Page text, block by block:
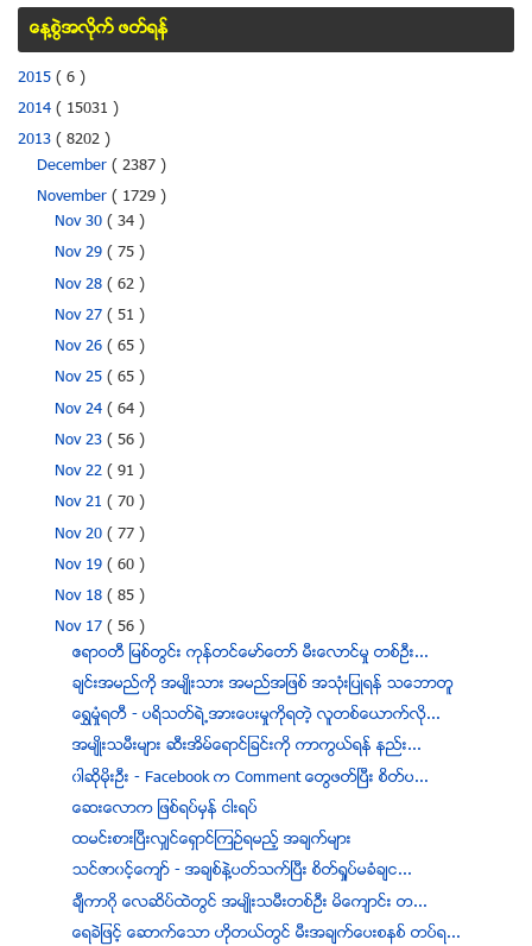
ေန႔စြဲအလိုက္ ဖတ္ရန္
2015 ( 6 )
2014 ( 15031 )
2013 ( 8202 )
December ( 2387 )
November ( 1729 )
Nov 30( 34 )
Nov 29( 75 )
Nov 28( 62 )
Nov 27( 51 )
Nov 26( 65 )
Nov 25( 65 )
Nov 24( 64 )
Nov 23( 56 )
Nov 22( 91 )
Nov 21( 70 )
Nov 20( 77 )
Nov 19( 60 )
Nov 18( 85 )
Nov 17( 56 )
ဧရာဝတီ ျမစ္တြင္း ကုန္တင္ေမာ္ေတာ္ မီးေလာင္မႈ တစ္ဦး...
ခ်င္းအမည္ကို အမ်ဳိးသား အမည္အျဖစ္ အသုံးျပဳရန္ သေဘာတူ
ေရႊမံႈရတီ - ပရိသတ္ရဲ႕အားေပးမႈကိုရတဲ့ လူတစ္ေယာက္လို...
အမ်ဳိးသမီးမ်ား ဆီးအိမ္ေရာင္ျခင္းကို ကာကြယ္ရန္ နည္း...
၀ါဆိုမိုးဦး - Facebook က Comment ေတြဖတ္ၿပီး စိတ္ပ...
ေဆးေလာက ျဖစ္ရပ္မွန္ ငါးရပ္
ထမင္းစားၿပီးလွ်င္ေရွာင္ၾကဥ္ရမည့္ အခ်က္မ်ား
သင္ဇာ၀င့္ေက်ာ္ - အခ်စ္နဲ႔ပတ္သက္ၿပီး စိတ္႐ႈပ္မခံခ်င...
ခ်ီကာဂို ေလဆိပ္ထဲတြင္ အမ်ဳိးသမီးတစ္ဦး မိေက်ာင္း တ...
ေရခဲျဖင့္ ေဆာက္ေသာ ဟိုတယ္တြင္ မီးအခ်က္ေပးစနစ္ တပ္ရ...